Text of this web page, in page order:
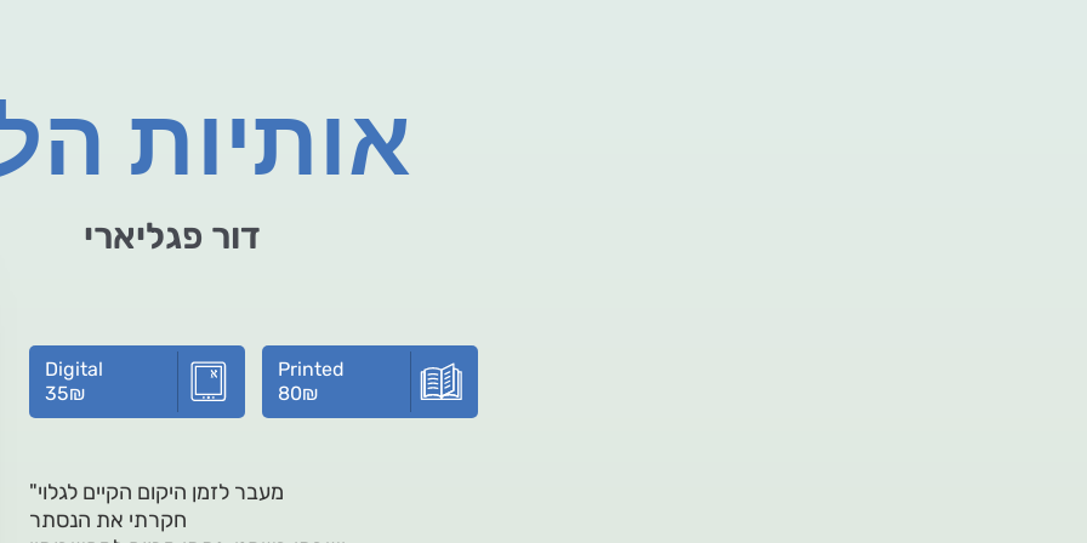
אותיות
דור פגליארי
Digital
35₪
Printed
80₪
"מעבר לזמן היקום הקיים לגלוי
חקרתי את הנסתר